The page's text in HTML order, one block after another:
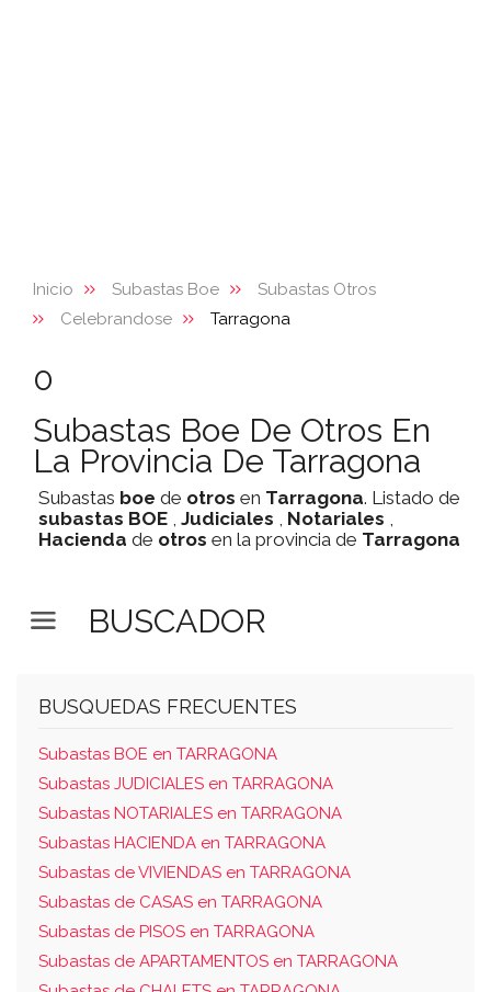
Inicio Subastas Boe
Subastas Otros
Celebrandose
Tarragona
0
Subastas Boe De Otros En
La Provincia De Tarragona
Subastas boe de otros en Tarragona. Listado de
subastas BOE , Judiciales , Notariales ,
Hacienda de otros en la provincia de Tarragona
BUSCADOR
BUSQUEDAS FRECUENTES
Subastas BOE en TARRAGONA
Subastas JUDICIALES en TARRAGONA
Subastas NOTARIALES en TARRAGONA
Subastas HACIENDA en TARRAGONA
Subastas de VIVIENDAS en TARRAGONA
Subastas de CASAS en TARRAGONA
Subastas de PISOS en TARRAGONA
Subastas de APARTAMENTOS en TARRAGONA